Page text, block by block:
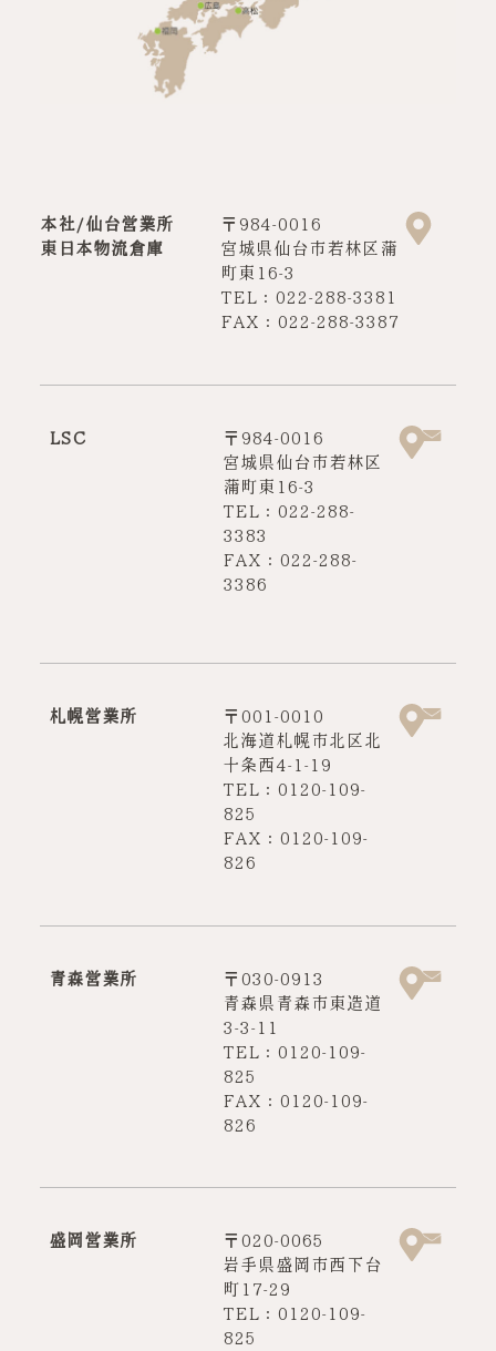
本社/仙台営業所
東日本物流倉庫
〒984-0016
宮城県仙台市若林区蒲
町東16-3
TEL：022-288-3381
FAX：022-288-3387
LSC
〒984-0016
宮城県仙台市若林区
蒲町東16-3
TEL：022-288-
3383
FAX：022-288-
3386
札幌営業所
〒001-0010
北海道札幌市北区北
十条西4-1-19
TEL：0120-109-
825
FAX：0120-109-
826
青森営業所
〒030-0913
青森県青森市東造道
3-3-11
TEL：0120-109-
825
FAX：0120-109-
826
盛岡営業所
〒020-0065
岩手県盛岡市西下台
町17-29
TEL：0120-109-
825